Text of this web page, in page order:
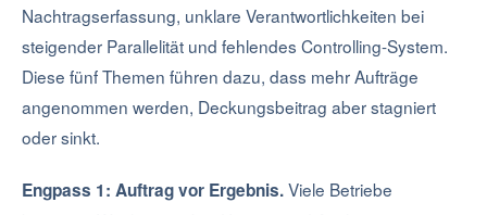
Nachtragserfassung, unklare Verantwortlichkeiten bei
steigender Parallelität und fehlendes Controlling-System.
Diese fünf Themen führen dazu, dass mehr Aufträge
angenommen werden, Deckungsbeitrag aber stagniert
oder sinkt.
Engpass 1: Auftrag vor Ergebnis.Viele Betriebe